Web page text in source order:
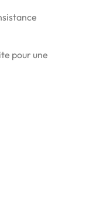
pour une